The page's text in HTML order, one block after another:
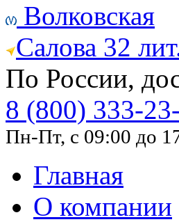
Волковская
Салова 32
По России,
8 (800) 333-
Пн-Пт, с 09:00 до
Главная
О компании